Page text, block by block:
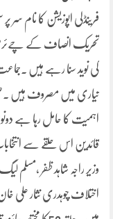
فرینڈلی اپوزیشن کا نام
تحریک انصاف کے
کی نوید سنا رہے ہیں
تیاری میں مصروف ہیں
اہمیت کا حامل رہا ہے
قائدین اس حلقے سے
وزیر راجہ شاہد ظفر ،مسلم
اختلاف چوہدری نثار علی